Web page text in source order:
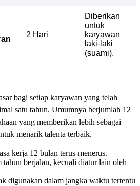
2 Hari
Diberikan
untuk
karyawan
laki-laki
(suami).
bagi setiap karyawan yang telah
satu tahun. Umumnya berjumlah 12
yang memberikan lebih sebagai
menarik talenta terbaik.
kerja 12 bulan terus-menerus.
berjalan, kecuali diatur lain oleh
digunakan dalam jangka waktu tertentu